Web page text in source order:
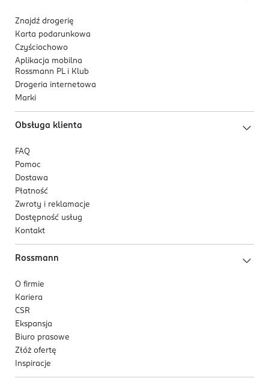
Znajdź drogerię
Karta podarunkowa
Czyściochowo
Aplikacja mobilna
Rossmann PL i Klub
Drogeria internetowa
Marki
Obsługa klienta
FAQ
Pomoc
Dostawa
Płatność
Zwroty i reklamacje
Dostępność usług
Kontakt
Rossmann
O firmie
Kariera
CSR
Ekspansja
Biuro prasowe
Złóż ofertę
Inspiracje